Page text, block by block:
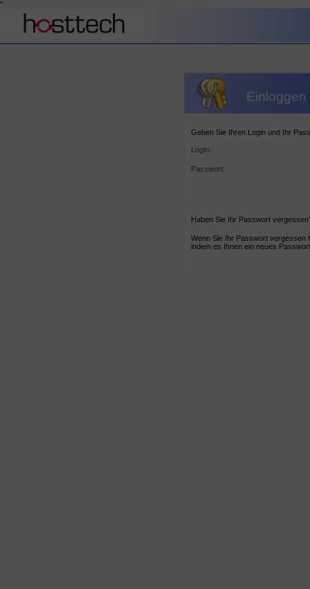
"
Geben Sie Ihren Login und Ihr
Login:
Passwort:
Haben Sie Ihr Passwort
Wenn Sie Ihr Passwort vergessen
indem es Ihnen ein neues